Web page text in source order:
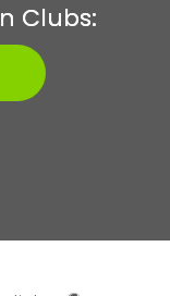
Clubs: